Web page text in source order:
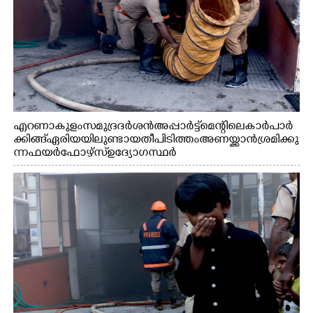
എറണാകുളം സമുദ്ര ദർശൻ അപ്പാർട്ട്മെന്റിലെ കാർ പാർ
ക്കിങ്ങ് ഏരിയയിലുണ്ടായ തീപിടിത്തം അണയ്ക്കാൻ ശ്രമിക്കു
ന്ന ഫയർഫോഴ്സ് ഉദ്യോഗസ്ഥർ